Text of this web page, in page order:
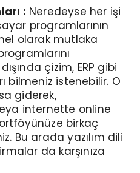
: Neredeyse her işi
programlarının
olarak mutlaka
çizim, ERP gibi
bilmeniz istenebilir. O
giderek,
internette online
birkaç
Bu arada yazılım dili
da karşınıza